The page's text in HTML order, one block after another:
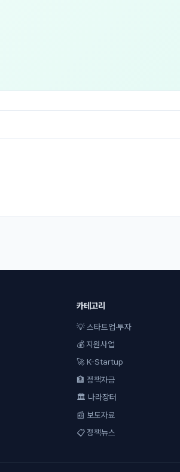
카테고리
💡 스타트업·투자
💰 지원사업
🚀 K-Startup
🏦 정책자금
🏛 나라장터
📰 보도자료
📋 정책뉴스